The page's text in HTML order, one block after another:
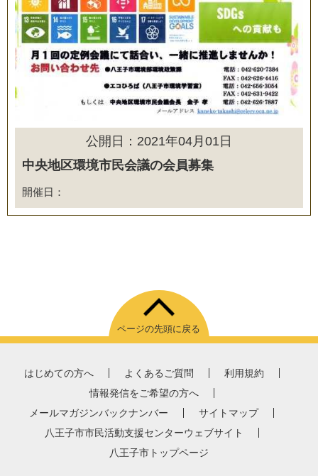
公開日：2021年04月01日
中央地区環境市民会議の会員募集
開催日：
ページの先頭に戻る
はじめての方へ よくあるご質問
利用規約
情報発信をご希望の方へ
メールマガジンバックナンバー
サイトマップ
八王子市市民活動支援センターウェブサイト
八王子市トップページ